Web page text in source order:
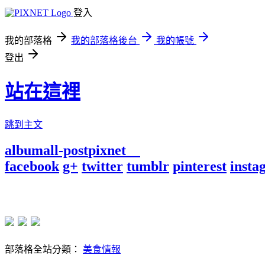
登入
我的部落格 我的部落格後台
我的帳號
登出
站在這裡
跳到主文
albumall-postpixnet
facebook g+ twitter tumblr pinterest
部落格全站分類： 美食情報